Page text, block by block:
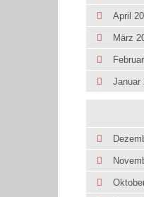
April
März
Januar